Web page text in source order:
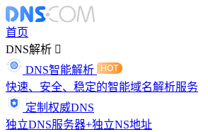
首页
DNS解析
DNS智能解析
快速、安全、稳定的智能域名解析服务
定制权威DNS
独立DNS服务器+独立NS地址